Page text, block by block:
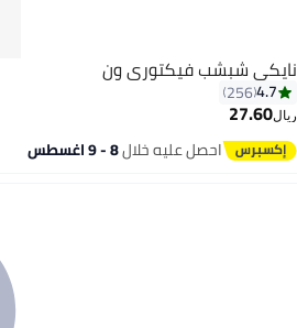
8
نايكي شبشب فيكتوري ون
4.7
256
ريال27.60
احصل عليه خلال8 - 9 اغسطس